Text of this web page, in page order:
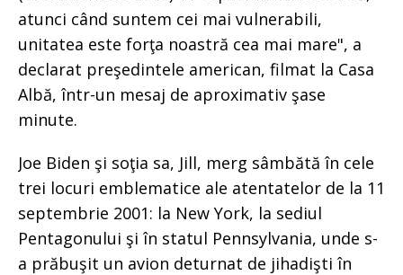
atunci când suntem cei mai vulnerabili,
unitatea este forţa noastră cea mai mare", a
declarat preşedintele american, filmat la Casa
Albă, într-un mesaj de aproximativ şase
minute.
Joe Biden şi soţia sa, Jill, merg sâmbătă în cele
trei locuri emblematice ale atentatelor de la 11
septembrie 2001: la New York, la sediul
Pentagonului şi în statul Pennsylvania, unde s-
a prăbuşit un avion deturnat de jihadişti în